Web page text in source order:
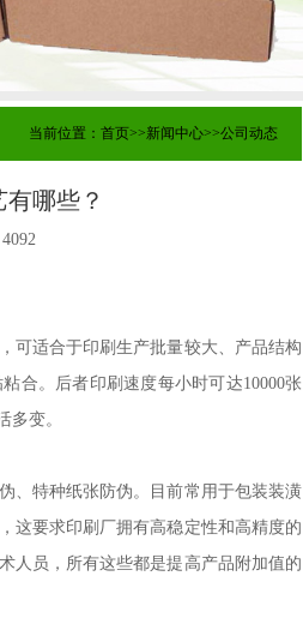
当前位置： 首页>>新闻中心>>公司动态
哪些？
4092
可适合于印刷生产批量较大、产品结构
合。后者印刷速度每小时可达10000张
多变。
、特种纸张防伪。目前常用于包装装潢
这要求印刷厂拥有高稳定性和高精度的
人员，所有这些都是提高产品附加值的